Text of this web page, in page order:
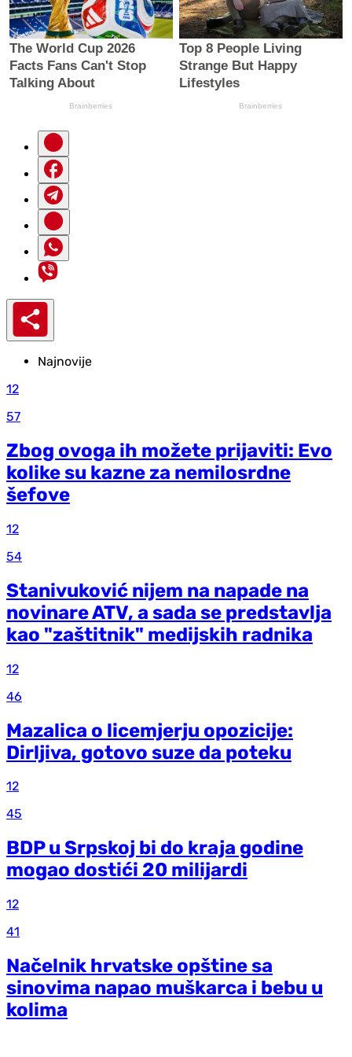
Najnovije
12
57
Zbog ovoga ih možete prijaviti: Evo
kolike su kazne za nemilosrdne
šefove
12
54
Stanivuković nijem na napade na
novinare ATV, a sada se predstavlja
kao "zaštitnik" medijskih radnika
12
46
Mazalica o licemjerju opozicije:
Dirljiva, gotovo suze da poteku
12
45
BDP u Srpskoj bi do kraja godine
mogao dostići 20 milijardi
12
41
Načelnik hrvatske opštine sa
sinovima napao muškarca i bebu u
kolima